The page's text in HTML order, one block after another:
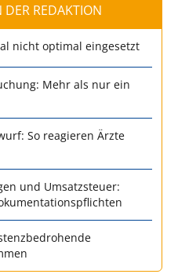
REDAKTION
nicht optimal eingesetzt
Mehr als nur ein
So reagieren Ärzte
und Umsatzsteuer: